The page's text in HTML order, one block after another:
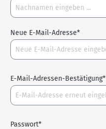
Neue E-Mail-Adresse*
E-Mail-Adressen-Bestätigung*
Passwort*